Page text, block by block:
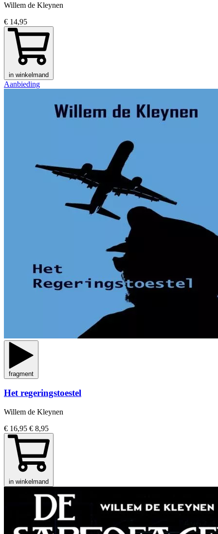
Willem de Kleynen
€ 14,95
in winkelmand
Aanbieding
fragment
Het regeringstoestel
Willem de Kleynen
€ 16,95 € 8,95
in winkelmand